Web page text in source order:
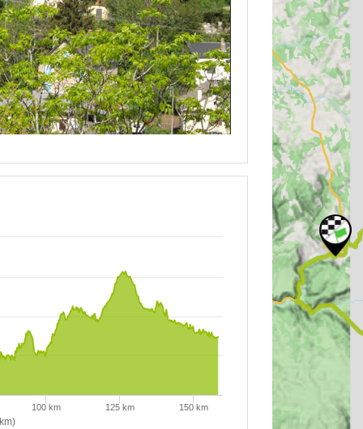
100 km 125 km 150 km